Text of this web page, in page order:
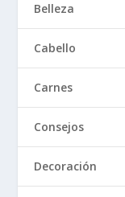
Belleza
Cabello
Carnes
Consejos
Decoración